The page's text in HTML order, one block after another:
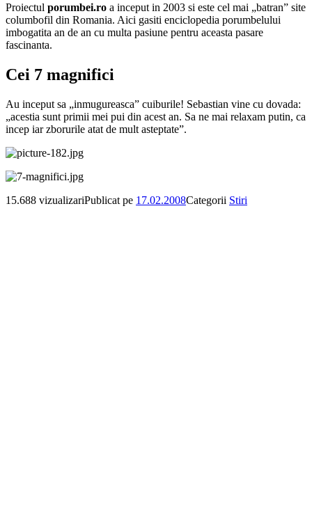
Proiectul porumbei.ro a inceput in 2003 si este cel mai „batran” site
columbofil din Romania. Aici gasiti enciclopedia porumbelului
imbogatita an de an cu multa pasiune pentru aceasta pasare
fascinanta.
Cei 7 magnifici
Au inceput sa „inmugureasca” cuiburile! Sebastian vine cu dovada:
„acestia sunt primii mei pui din acest an. Sa ne mai relaxam putin, ca
incep iar zborurile atat de mult asteptate”.
15.688 vizualizariPublicat pe 17.02.2008Categorii Stiri